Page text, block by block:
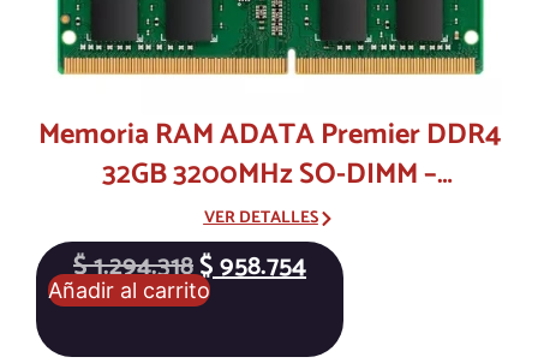
Memoria RAM ADATA Premier DDR4
32GB 3200MHz SO-DIMM –
Actualización Ultra Rápida Laptop
VER DETALLES
$1.294.318$958.754
Añadir al carrito